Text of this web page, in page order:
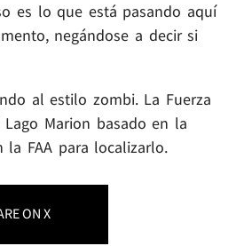
es lo que está pasando aquí
negándose a decir si
al estilo zombi. La Fuerza
Marion basado en la
FAA para localizarlo.
ON X